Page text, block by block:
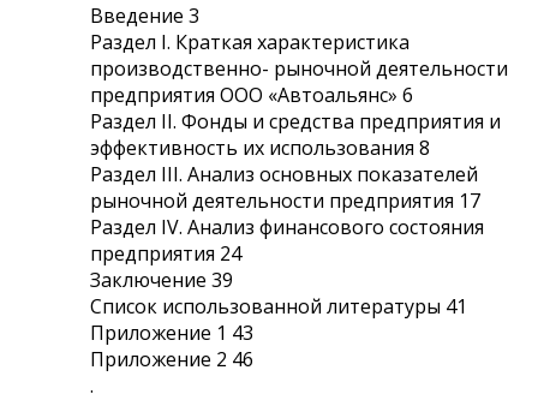
Введение 3
Раздел I. Краткая характеристика
производственно- рыночной деятельности
предприятия ООО «Автоальянс» 6
Раздел II. Фонды и средства предприятия и
эффективность их использования 8
Раздел III. Анализ основных показателей
рыночной деятельности предприятия 17
Раздел IV. Анализ финансового состояния
предприятия 24
Заключение 39
Список использованной литературы 41
Приложение 1 43
Приложение 2 46
.